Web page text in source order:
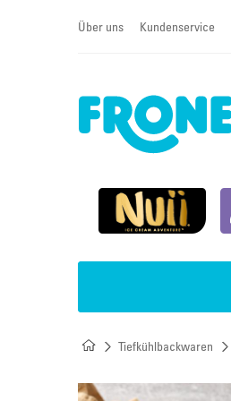
Über uns Kundenservice
Tiefkühlbackwaren